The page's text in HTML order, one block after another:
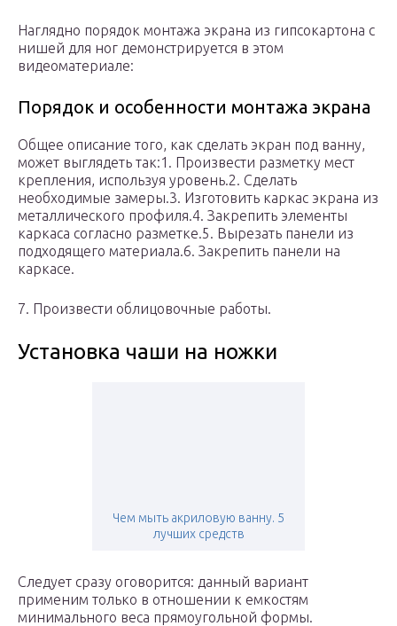
Наглядно порядок монтажа экрана из гипсокартона с
нишей для ног демонстрируется в этом
видеоматериале:
Порядок и особенности монтажа экрана
Общее описание того, как сделать экран под ванну,
может выглядеть так:1. Произвести разметку мест
крепления, используя уровень.2. Сделать
необходимые замеры.3. Изготовить каркас экрана из
металлического профиля.4. Закрепить элементы
каркаса согласно разметке.5. Вырезать панели из
подходящего материала.6. Закрепить панели на
каркасе.
7. Произвести облицовочные работы.
Установка чаши на ножки
Чем мыть акриловую ванну. 5
лучших средств
Следует сразу оговорится: данный вариант
применим только в отношении к емкостям
минимального веса прямоугольной формы.